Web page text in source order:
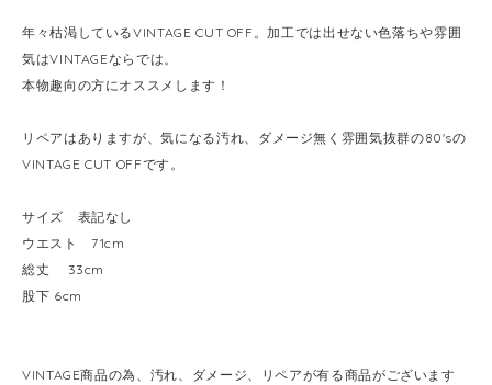
年々枯渇しているVINTAGE CUT OFF。加工では出せない色落ちや雰囲
気はVINTAGEならでは。
本物趣向の方にオススメします！
リペアはありますが、気になる汚れ、ダメージ無く雰囲気抜群の80'sの
VINTAGE CUT OFFです。
サイズ 表記なし
ウエスト 71cm
総丈 33cm
股下 6cm
VINTAGE商品の為、汚れ、ダメージ、リペアが有る商品がございます